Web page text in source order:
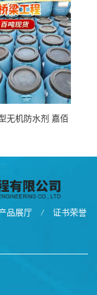
厂家
无机防水剂 嘉佰
品展厅 / 证书荣誉